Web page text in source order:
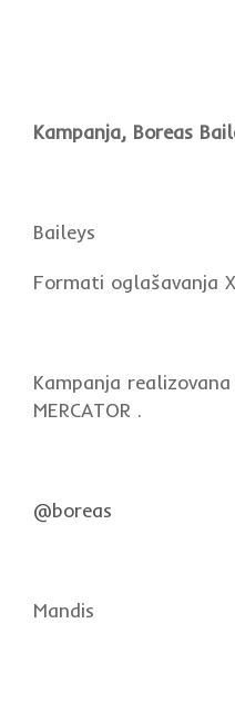
Kampanja, Boreas
Baileys
Formati oglašavanja
Kampanja
MERCATOR .
@boreas
Mandis